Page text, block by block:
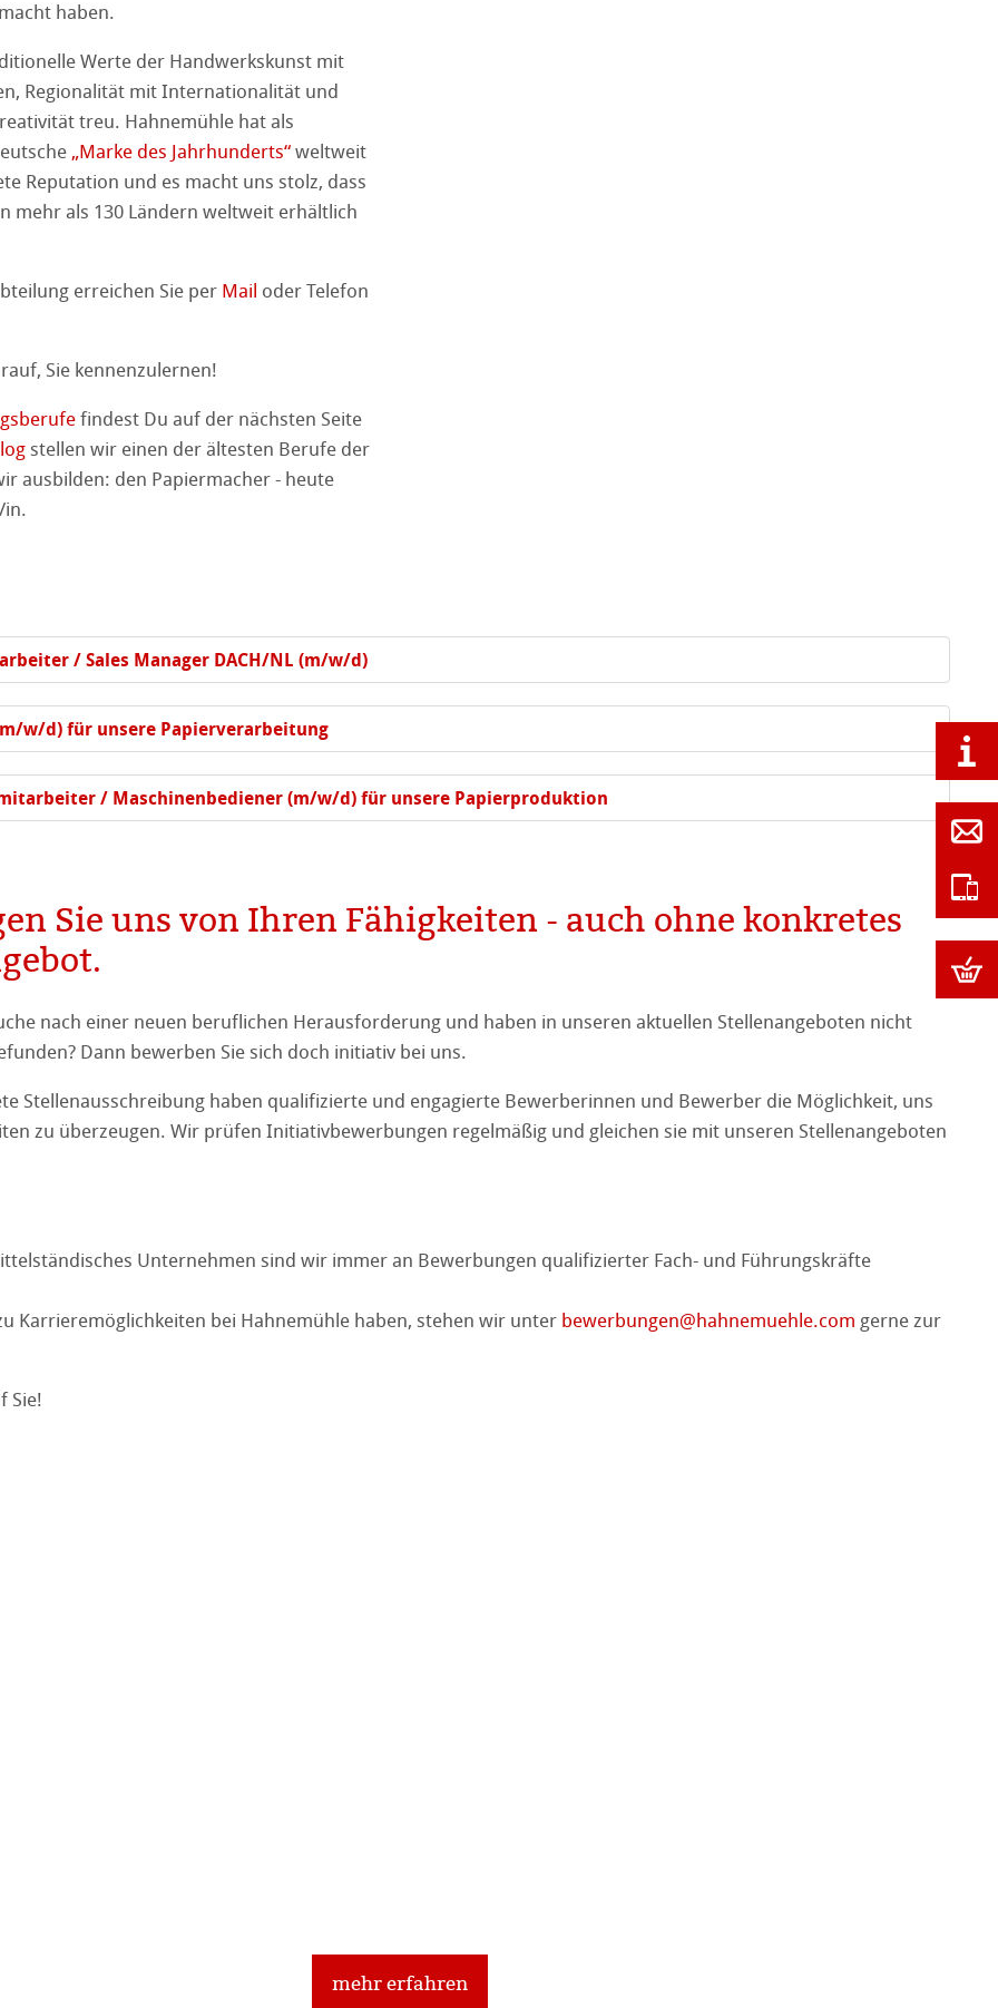
Pastel
Watercolour
haben.
Werte der Handwerkskunst mit
Regionalität mit Internationalität und
treu. Hahnemühle hat als
„Marke des Jahrhunderts“weltweit
Reputation und es macht uns stolz, dass
mehr als 130 Ländern weltweit erhältlich
erreichen Sie per Mail oder Telefon
Sie kennenzulernen!
findest Du auf der nächsten Seite
stellen wir einen der ältesten Berufe der
ausbilden: den Papiermacher - heute
in.
/ Sales Manager DACH/NL (m/w/d)
w/d) für unsere Papierverarbeitung
/ Maschinenbediener (m/w/d) für unsere Papierproduktion
Sie uns von Ihren Fähigkeiten - auch ohne konkretes
nach einer neuen beruflichen Herausforderung und haben in unseren aktuellen Stellenangeboten nicht
Dann bewerben Sie sich doch initiativ bei uns.
Stellenausschreibung haben qualifizierte und engagierte Bewerberinnen und Bewerber die Möglichkeit, uns
zu überzeugen. Wir prüfen Initiativbewerbungen regelmäßig und gleichen sie mit unseren Stellenangeboten
Unternehmen sind wir immer an Bewerbungen qualifizierter Fach- und Führungskräfte
Karrieremöglichkeiten bei Hahnemühle haben, stehen wir unter bewerbungen@ hahnemuehle.com gerne zur
Sie!
mehr erfahren